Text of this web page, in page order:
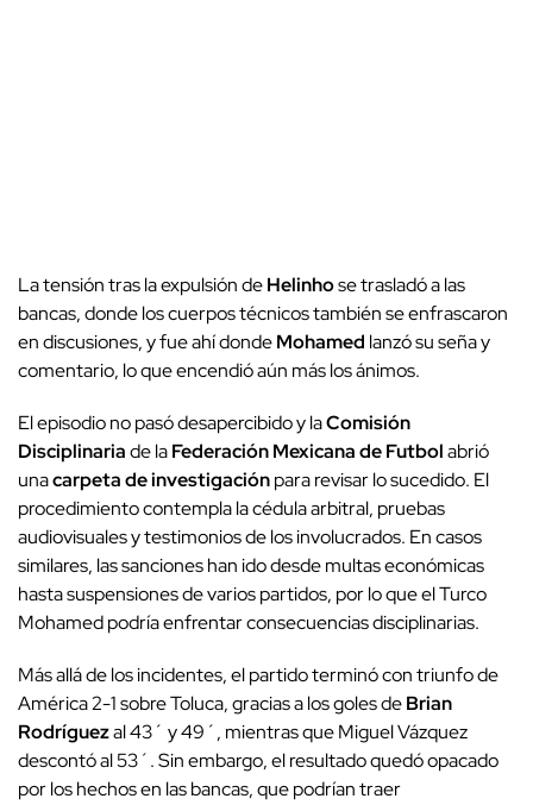
La tensión tras la expulsión deHelinhose trasladó a las
bancas, donde los cuerpos técnicos también se enfrascaron
en discusiones, y fue ahí dondeMohamed lanzó su seña y
comentario, lo que encendió aún más los ánimos.
El episodio no pasó desapercibido y laComisión
Disciplinariade laFederación Mexicana de Futbolabrió
unacarpeta de investigaciónpara revisar lo sucedido. El
procedimiento contempla la cédula arbitral, pruebas
audiovisuales y testimonios de los involucrados. En casos
similares, las sanciones han ido desde multas económicas
hasta suspensiones de varios partidos, por lo que el Turco
Mohamed podría enfrentar consecuencias disciplinarias.
Más allá de los incidentes, el partido terminó con triunfo de
América 2-1 sobre Toluca, gracias a los goles deBrian
Rodríguezal 43´ y 49´, mientras que Miguel Vázquez
descontó al 53´. Sin embargo, el resultado quedó opacado
por los hechos en las bancas, que podrían traer